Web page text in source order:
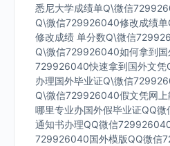
悉尼大学成绩单Q\微信
Q\微信729926040修改成绩
修改成绩 单分数Q\微信
Q\微信729926040如何拿到国
729926040快速拿到国外文
办理国外毕业证Q\微信
Q\微信729926040假文凭网上
哪里专业办国外假毕业证QQ
通知书办理QQ微信
729926040国外模版QQ微信